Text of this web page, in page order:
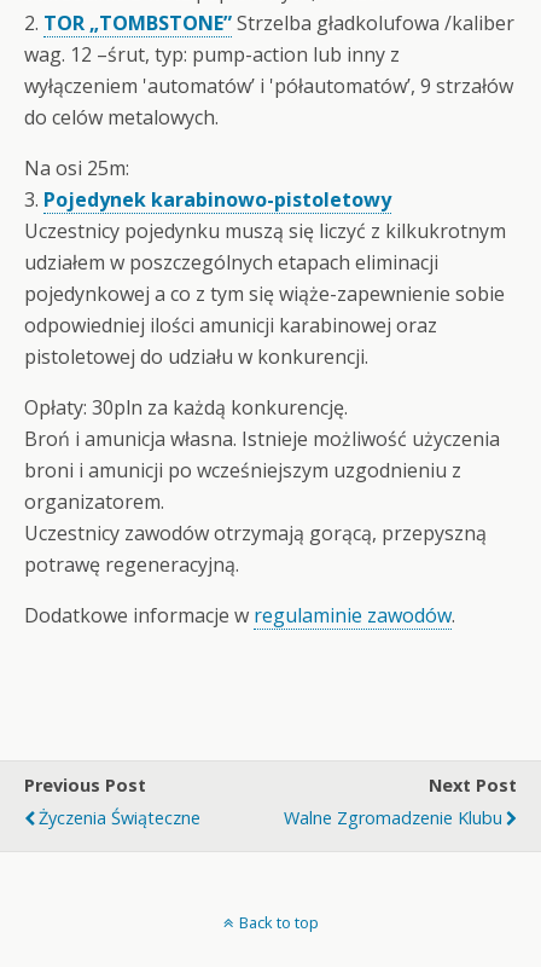
2. TOR „TOMBSTONE”Strzelba gładkolufowa /kaliber
wag. 12 –śrut, typ: pump-action lub inny z
wyłączeniem 'automatów’ i 'półautomatów’, 9 strzałów
do celów metalowych.
Na osi 25m:
3. Pojedynek karabinowo-pistoletowy
Uczestnicy pojedynku muszą się liczyć z kilkukrotnym
udziałem w poszczególnych etapach eliminacji
pojedynkowej a co z tym się wiąże-zapewnienie sobie
odpowiedniej ilości amunicji karabinowej oraz
pistoletowej do udziału w konkurencji.
Opłaty: 30pln za każdą konkurencję.
Broń i amunicja własna. Istnieje możliwość użyczenia
broni i amunicji po wcześniejszym uzgodnieniu z
organizatorem.
Uczestnicy zawodów otrzymają gorącą, przepyszną
potrawę regeneracyjną.
Dodatkowe informacje w regulaminie zawodów.
Previous Post
Życzenia Świąteczne
Next Post
Walne Zgromadzenie Klubu
Back to top